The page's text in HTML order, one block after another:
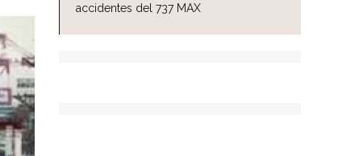
accidentes del 737 MAX